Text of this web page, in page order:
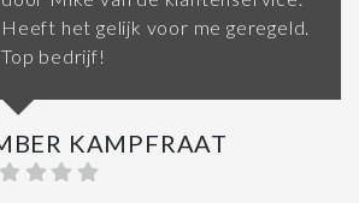
Heeft het gelijk voor me geregeld.
Top bedrijf!
KAMPFRAAT